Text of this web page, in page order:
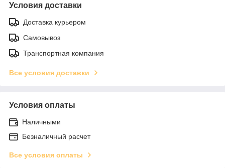
Условия доставки
Доставка курьером
Самовывоз
Транспортная компания
Все условия доставки
Условия оплаты
Наличными
Безналичный расчет
Все условия оплаты